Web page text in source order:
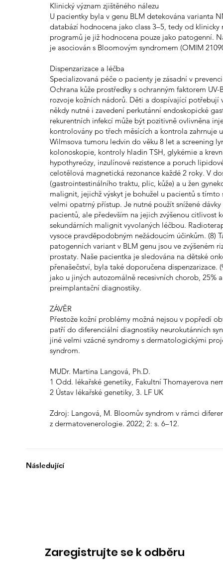
Zaregistrujte se k odběru
Klinický význam zjištěného nálezu
U pacientky byla v genu BLM detekována varianta
databází hodnocena jako class 3–5, tedy od
programů je již hodnocena pouze jako patogenní.
je asociován s Bloomovým syndromem (OMIM
Dispenzarizace a léčba
Specializovaná péče o pacienty je zásadní v
Ochrana kůže prostředky s ochranným faktorem
rozvoje kožních nádorů. Děti a dospívající
někdy nutné i zavedení perkutánní endoskopické
rekurentních infekcí může být pozitivně ovlivněna
kontrolovány po třech měsících a kontrola zahrnuje
Wilmsova tumoru ledvin do věku 8 let a screening
kolonoskopie, kontroly hladin TSH, glykémie a
hypothyreózy, inzulínové rezistence a poruch
celotělová magnetická rezonance každé 2 roky. V
(gastrointestinálního traktu, plic, kůže) a u žen
malignit, jejichž výskyt je bohužel u pacientů s
velmi opatrný přístup. Je nutné použít snížené
pacientů, ale především na jejich zvýšenou
sekundárních malignit vyvolaných léčbou.
vysoce pravděpodobným nežádoucím účinkům. (8)
patogenních variant v BLM genu jsou ve zvýšeném
prostaty. Naše pacientka je sledována na dětské
přenašečství, byla také doporučena
jako u jiných autozomálně recesivních chorob,
preimplantační diagnostiky.
ZÁVĚR
Přestože kožní problémy možná nejsou v popředí
patří do diferenciální diagnostiky neurokutánních
jiné velmi vzácné syndromy s dermatologickými
syndrom.
MUDr. Martina Langová, Ph.D.
1 Odd. lékařské genetiky, Fakultní Thomayerova
2 Ústav lékařské genetiky, 3. LF UK
Zdroj: Langová, M. Bloomův syndrom v rámci
z dermatovenerologie. 2022; 2: s. 6–12.
Následující